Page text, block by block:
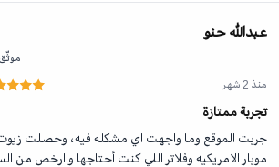
عبدالله حنو
موثّق
منذ 2 شهر
تجربة ممتازة
جربت الموقع وما واجهت اي مشكله فيه، وحصلت
موبار الامريكيه وفلاتر اللي كنت أحتاجها و ارخص من